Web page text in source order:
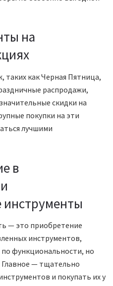
на
таких как Черная Пятница,
распродажи,
скидки на
покупки на эти
лучшими
в
инструменты
— это приобретение
инструментов,
функциональности, но
Главное — тщательно
и покупать их у